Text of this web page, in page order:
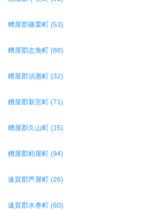
糟屋郡篠栗町 (53)
糟屋郡志免町 (88)
糟屋郡須惠町 (32)
糟屋郡新宮町 (71)
糟屋郡久山町 (15)
糟屋郡粕屋町 (94)
遠賀郡芦屋町 (26)
遠賀郡水巻町 (60)